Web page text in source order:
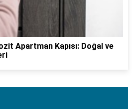
Apartman Kapısı: Doğal ve